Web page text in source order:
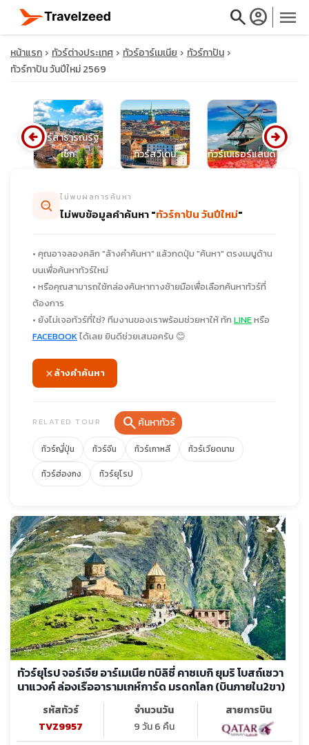
searchaccount_circle menu
close
travel_explore
calendar_month
หน้าแรก ทัวร์ต่างประเทศ ทัวร์อาร์เมเนีย
ทัวร์กาปัน
ทัวร์กาปัน วันปีใหม่ 2569
ทัวร์สาธารณรัฐ
เช็ก
ทัวร์สวีเดน ทัวร์เนเธอร์แลนด์
arrow_circle_left arrow_circle_right
search ค้นหาทัวร์
ไม่พบผลการค้นหา
ไม่พบข้อมูลคำค้นหา "ทัวร์กาปัน วันปีใหม่"
• คุณอาจลองคลิก "ล้างคำค้นหา" แล้วกดปุ่ม "ค้นหา" ตรงเมนูด้าน
บนเพื่อค้นหาทัวร์ใหม่
• หรือคุณสามารถใช้กล่องค้นหาทางซ้ายมือเพื่อเลือกค้นหาทัวร์ที่
ต้องการ
• ยังไม่เจอทัวร์ที่ใช่? ทีมงานของเราพร้อมช่วยหาให้ ทัก LINEหรือ
FACEBOOKได้เลย ยินดีช่วยเสมอครับ 😊
ล้างคำค้นหา
RELATED TOUR
ทัวร์ญี่ปุ่น ทัวร์จีน ทัวร์เกาหลี
ทัวร์เวียดนาม
ทัวร์ฮ่องกง
ทัวร์ยุโรป
ทัวร์ยุโรป จอร์เจีย อาร์เมเนีย ทบิลิซี่ คาซเบกิ ยุมริ โบสถ์เซวา
นาแวงค์ ล่องเรืออารามเกห์การ์ด มรดกโลก (บินภายใน2ขา)
รหัสทัวร์
TVZ9957
จำนวนวัน
9 วัน 6 คืน
สายการบิน